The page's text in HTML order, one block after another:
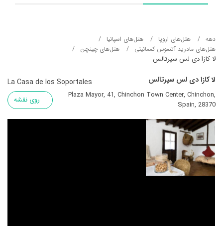
دهه هتل‌های اروپا
هتل‌های اسپانیا
هتل‌های مادرید آتنموس کممانیتی
هتل‌های چینچن
لا کازا دی لس سپرتالس
لا کازا دی لس سپرتالس La Casa de los Soportales
Plaza Mayor, 41, Chinchon Town Center, Chinchon,
Spain, 28370
روی نقشه